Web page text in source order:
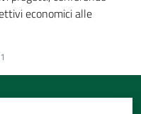
economici alle